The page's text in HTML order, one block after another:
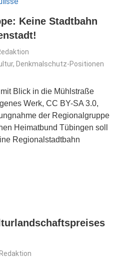
Keine Stadtbahn
, Denkmalschutz-Positionen
Blick in die Mühlstraße
Werk, CC BY-SA 3.0,
der Regionalgruppe
Heimatbund Tübingen soll
Regionalstadtbahn